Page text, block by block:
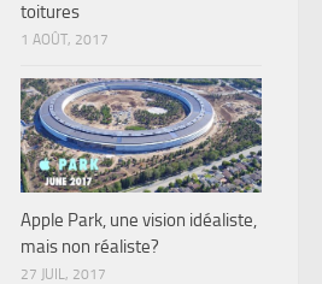
toitures
1 AOÛT, 2017
Apple Park, une vision idéaliste,
mais non réaliste?
27 JUIL, 2017